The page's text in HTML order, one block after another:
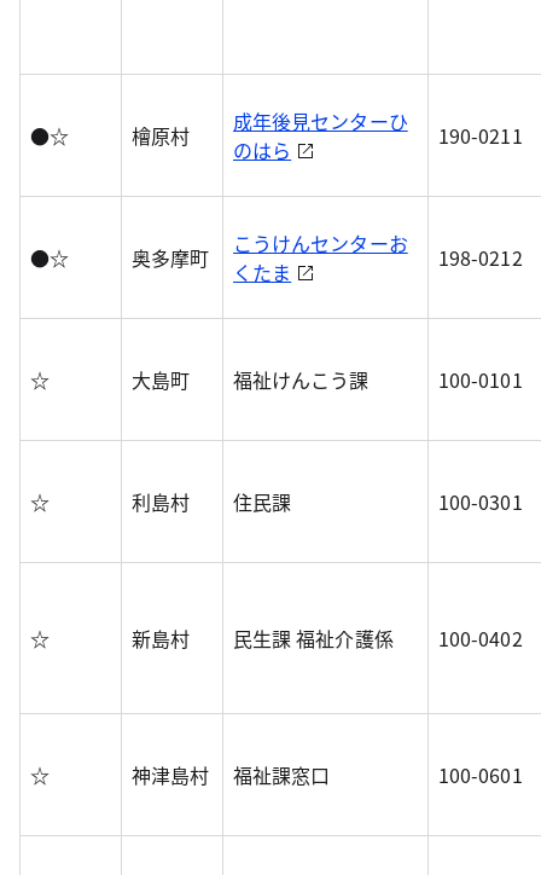
●☆ 檜原村
成年後見センターひ
のはら
190-0211
●☆ 奥多摩町
こうけんセンターお
くたま
198-0212
☆ 大島町 福祉けんこう課 100-0101
☆ 利島村 住民課 100-0301
☆ 新島村 民生課 福祉介護係 100-0402
☆ 神津島村 福祉課窓口 100-0601